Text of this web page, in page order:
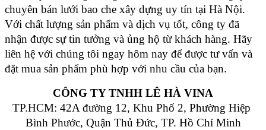
chuyên bán lưới bao che xây dựng uy tín tại Hà Nội.
Với chất lượng sản phẩm và dịch vụ tốt, công ty đã
nhận được sự tin tưởng và ủng hộ từ khách hàng. Hãy
liên hệ với chúng tôi ngay hôm nay để được tư vấn và
đặt mua sản phẩm phù hợp với nhu cầu của bạn.
CÔNG TY TNHH LÊ HÀ VINA
TP.HCM: 42A đường 12, Khu Phố 2, Phường Hiệp
Bình Phước, Quận Thủ Đức, TP. Hồ Chí Minh